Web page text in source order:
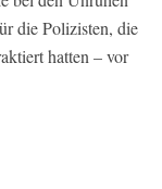
die Polizisten, die
hatten – vor